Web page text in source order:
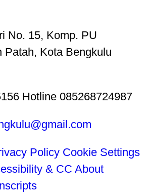
No. 15, Komp. PU
Patah, Kota Bengkulu
Hotline 085268724987
Policy Cookie Settings
& CC About